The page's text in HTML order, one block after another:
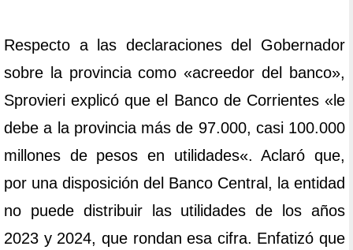
Respecto a las declaraciones del Gobernador
sobre la provincia como «acreedor del banco»,
Sprovieri explicó que el Banco de Corrientes «le
debe a la provincia más de 97.000, casi 100.000
millones de pesos en utilidades«. Aclaró que,
por una disposición del Banco Central, la entidad
no puede distribuir las utilidades de los años
2023 y 2024, que rondan esa cifra. Enfatizó que